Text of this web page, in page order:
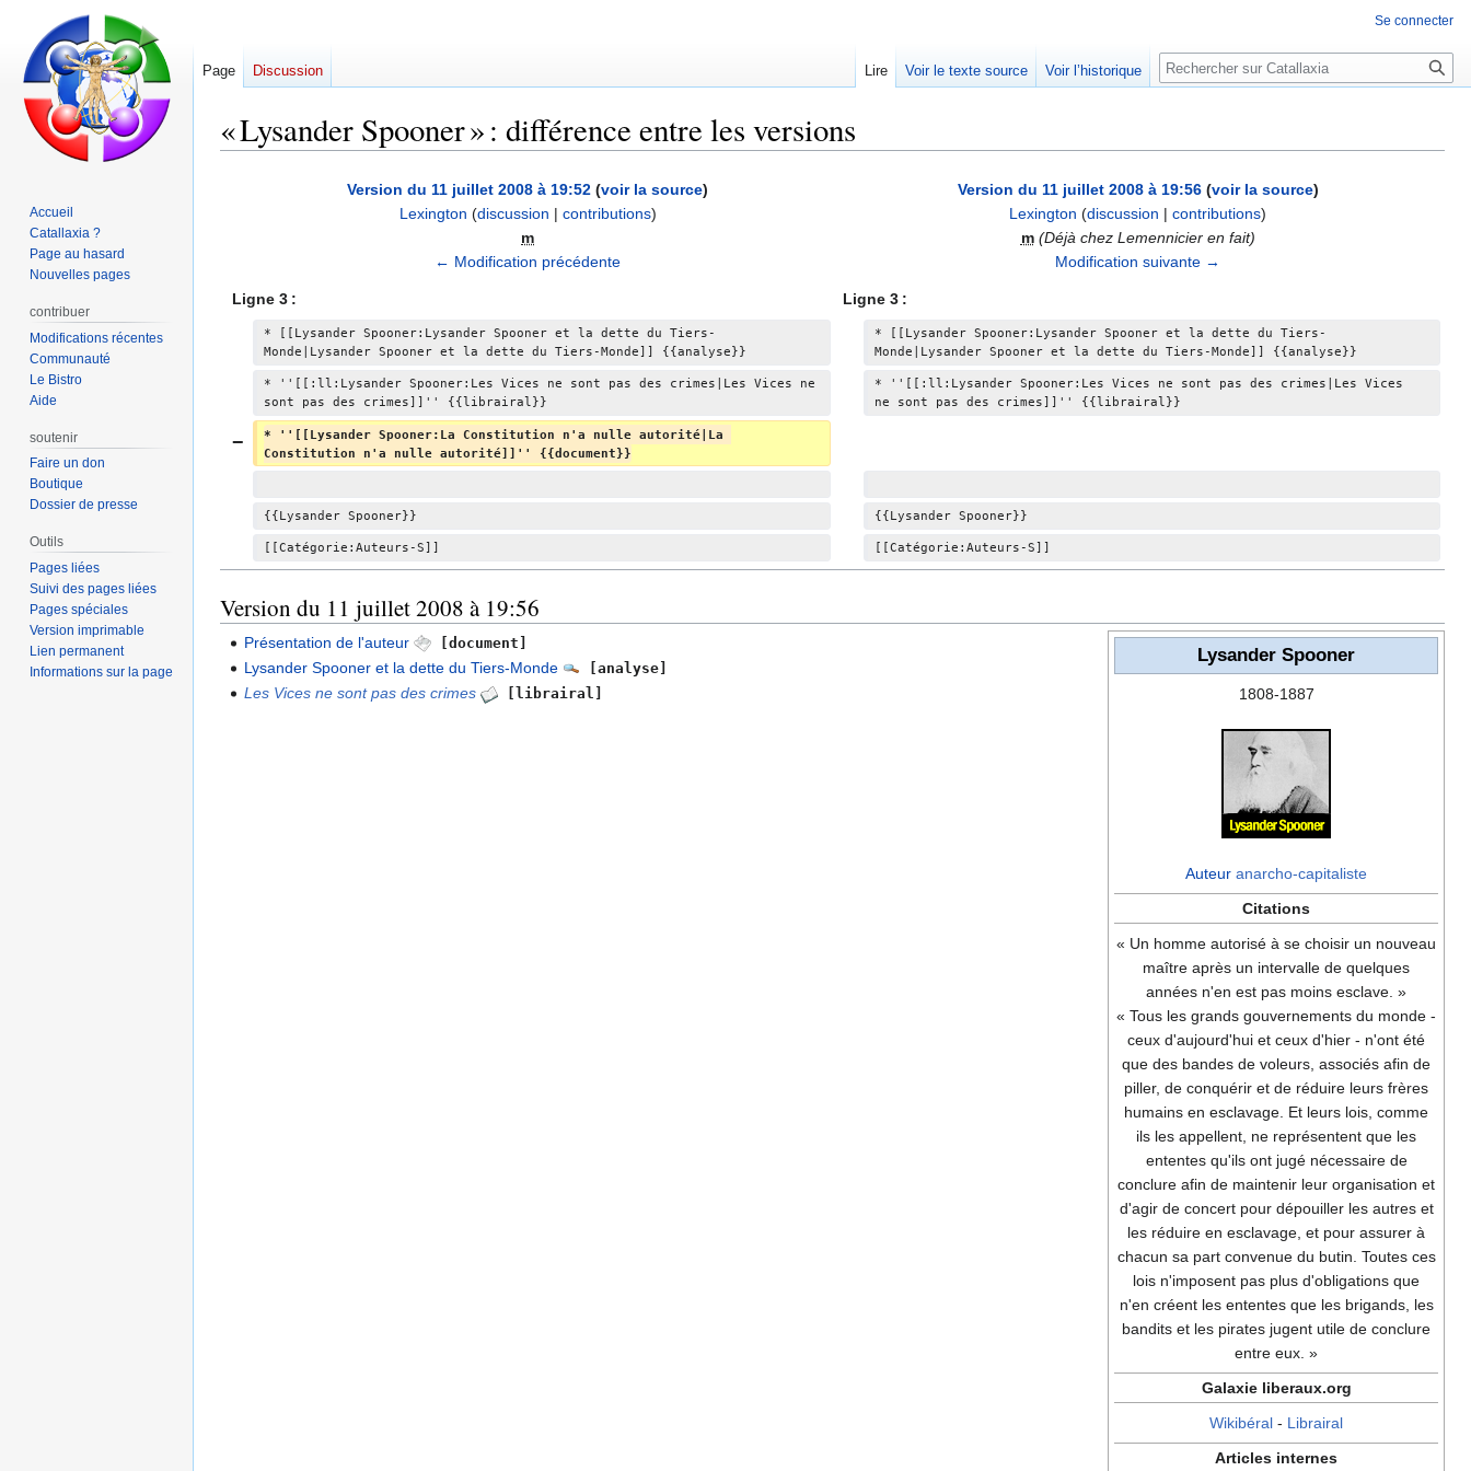
« Lysander Spooner » : différence entre les versions
Version du 11 juillet 2008 à 19:52 (voir la source)
Lexington (discussion | contributions)
m
c
s
m
o
d
i
f
← Modification précédente
Version du 11 juillet 2008 à 19:56 (voir la source)
Lexington (discussion | contributions)
m (Déjà chez Lemennicier en fait)
Modification suivante →
Ligne 3 : Ligne 3 :
* [[Lysander Spooner:Lysander Spooner et la dette du Tiers-
Monde|Lysander Spooner et la dette du Tiers-Monde]] {{analyse}}
* [[Lysander Spooner:Lysander Spooner et la dette du Tiers-
Monde|Lysander Spooner et la dette du Tiers-Monde]] {{analyse}}
* ''[[:ll:Lysander Spooner:Les Vices ne sont pas des crimes|Les Vices ne
sont pas des crimes]]'' {{librairal}}
* ''[[:ll:Lysander Spooner:Les Vices ne sont pas des crimes|Les Vices
ne sont pas des crimes]]'' {{librairal}}
* ''[[Lysander Spooner:La Constitution n'a nulle autorité|La
Constitution n'a nulle autorité]]'' {{document}}
{{Lysander Spooner}} {{Lysander Spooner}}
[[Catégorie:Auteurs-S]] [[Catégorie:Auteurs-S]]
Version du 11 juillet 2008 à 19:56
Lysander Spooner
1808-1887
Auteur anarcho-capitaliste
Citations
« Un homme autorisé à se choisir un nouveau
maître après un intervalle de quelques
années n'en est pas moins esclave. »
« Tous les grands gouvernements du monde -
ceux d'aujourd'hui et ceux d'hier - n'ont été
que des bandes de voleurs, associés afin de
piller, de conquérir et de réduire leurs frères
humains en esclavage. Et leurs lois, comme
ils les appellent, ne représentent que les
ententes qu'ils ont jugé nécessaire de
conclure afin de maintenir leur organisation et
d'agir de concert pour dépouiller les autres et
les réduire en esclavage, et pour assurer à
chacun sa part convenue du butin. Toutes ces
lois n'imposent pas plus d'obligations que
n'en créent les ententes que les brigands, les
bandits et les pirates jugent utile de conclure
entre eux. »
Galaxie liberaux.org
Wikibéral - Librairal
Articles internes
Présentation de l'auteur [document]
Lysander Spooner et la dette du Tiers-Monde [analyse]
Les Vices ne sont pas des crimes [librairal]
Se connecter
Page Discussion Lire Voir le texte source Voir l’historique Rechercher
Accueil
Catallaxia ?
Page au hasard
Nouvelles pages
contribuer
Modifications récentes
Communauté
Le Bistro
Aide
soutenir
Faire un don
Boutique
Dossier de presse
Outils
Pages liées
Suivi des pages liées
Pages spéciales
Version imprimable
Lien permanent
Informations sur la page